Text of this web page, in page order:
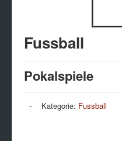
Fussball
Pokalspiele
Kategorie: Fussball